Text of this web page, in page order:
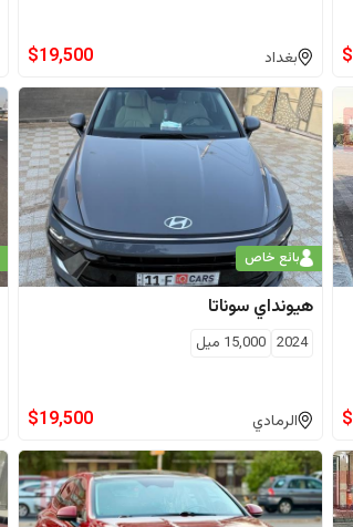
$ بغداد $19,500
$
بائع خاص
هيونداي سوناتا
2024
15,000 ميل
الرمادي $19,500